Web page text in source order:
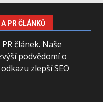
PR ČLÁNKŮ
článek. Naše
podvědomí o
zlepší SEO